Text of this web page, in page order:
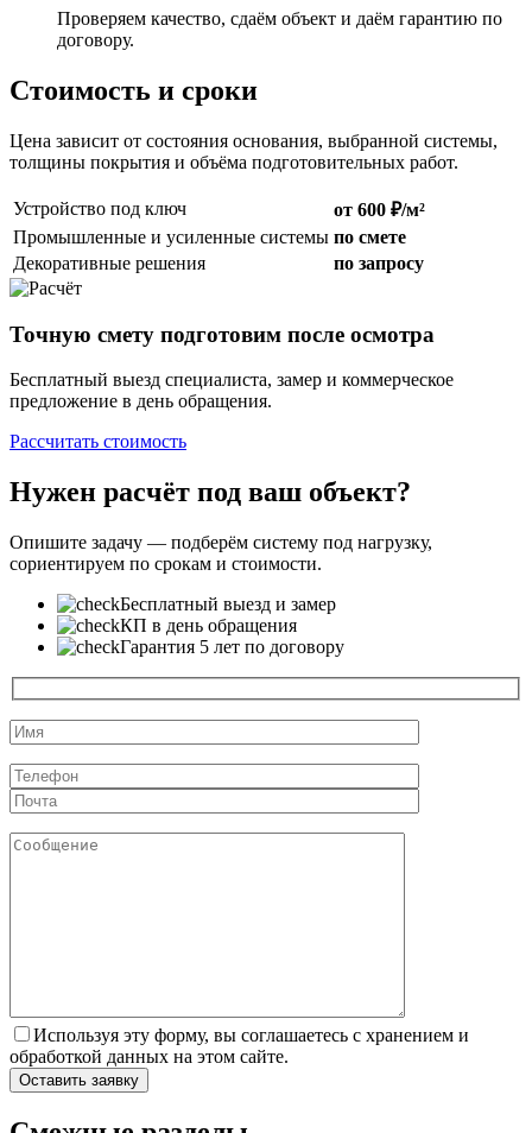
Проверяем качество, сдаём объект и даём гарантию по
договору.
Стоимость и сроки
Цена зависит от состояния основания, выбранной системы,
толщины покрытия и объёма подготовительных работ.
Устройство под ключ
от 600 ₽/м²
Промышленные и усиленные системы по смете
Декоративные решения
по запросу
Точную смету подготовим после осмотра
Бесплатный выезд специалиста, замер и коммерческое
предложение в день обращения.
Рассчитать стоимость
Нужен расчёт под ваш объект?
Опишите задачу — подберём систему под нагрузку,
сориентируем по срокам и стоимости.
Бесплатный выезд и замер
КП в день обращения
Гарантия 5 лет по договору
Используя эту форму, вы соглашаетесь с хранением и
обработкой данных на этом сайте.